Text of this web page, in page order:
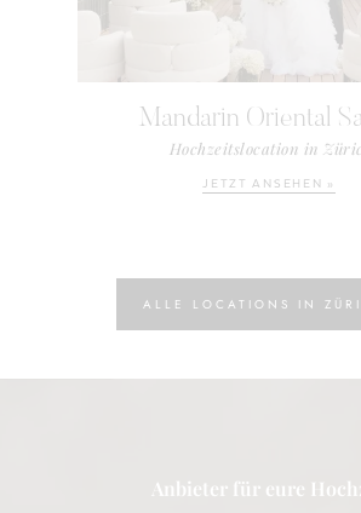
Mandarin Oriental
Hochzeitslocation in
JETZT ANSEHEN »
ALLE LOCATIONS IN
Anbieter für eure